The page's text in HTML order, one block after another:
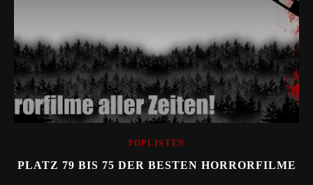
TOPLISTEN
PLATZ 79 BIS 75 DER BESTEN HORRORFILME